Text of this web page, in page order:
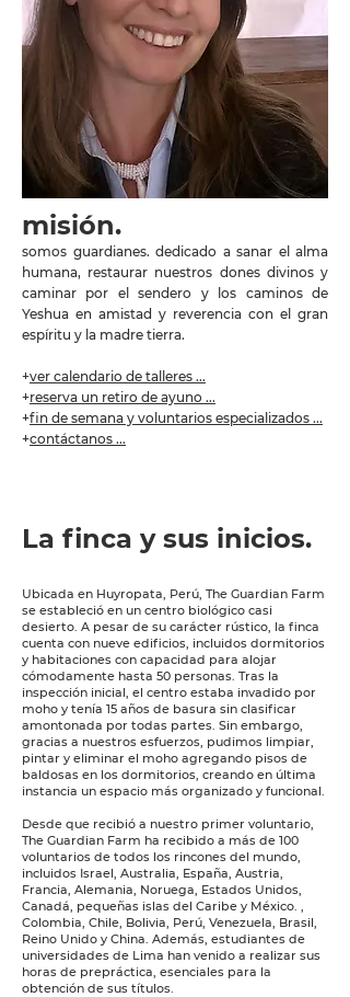
misión.
somos guardianes. dedicado a sanar el alma
humana, restaurar nuestros dones divinos y
caminar por el sendero y los caminos de
Yeshua en amistad y reverencia con el gran
espíritu y la madre tierra.
+ver calendario de talleres ...
+reserva un retiro de ayuno ...
+fin de semana y voluntarios especializados ...
+contáctanos ...
La finca y sus inicios.
Ubicada en Huyropata, Perú, The Guardian Farm
se estableció en un centro biológico casi
desierto. A pesar de su carácter rústico, la finca
cuenta con nueve edificios, incluidos dormitorios
y habitaciones con capacidad para alojar
cómodamente hasta 50 personas. Tras la
inspección inicial, el centro estaba invadido por
moho y tenía 15 años de basura sin clasificar
amontonada por todas partes. Sin embargo,
gracias a nuestros esfuerzos, pudimos limpiar,
pintar y eliminar el moho agregando pisos de
baldosas en los dormitorios, creando en última
instancia un espacio más organizado y funcional.
Desde que recibió a nuestro primer voluntario,
The Guardian Farm ha recibido a más de 100
voluntarios de todos los rincones del mundo,
incluidos Israel, Australia, España, Austria,
Francia, Alemania, Noruega, Estados Unidos,
Canadá, pequeñas islas del Caribe y México. ,
Colombia, Chile, Bolivia, Perú, Venezuela, Brasil,
Reino Unido y China. Además, estudiantes de
universidades de Lima han venido a realizar sus
horas de prepráctica, esenciales para la
obtención de sus títulos.